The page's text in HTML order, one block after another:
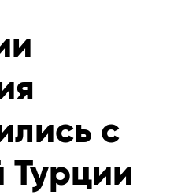
с
Турции